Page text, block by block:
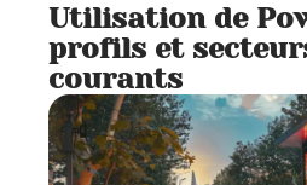
Utilisation de
profils et
courants